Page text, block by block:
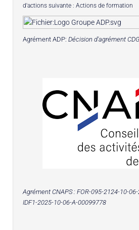
d'actions suivante : Actions de formation
Agrément ADP: Décision d'agrément
Agrément CNAPS : FOR-095-2124-10-
IDF1-2025-10-06-A-00099778